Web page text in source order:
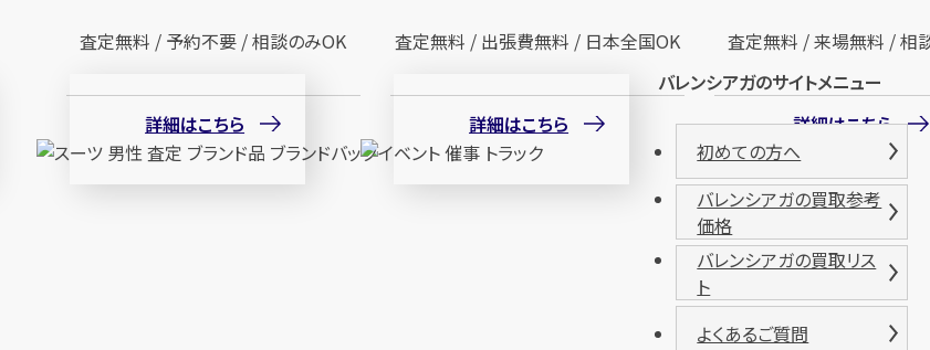
査定無料 / 予約不要 / 相談のみOK
詳細はこちら
査定無料 / 出張費無料 / 日本全国OK
詳細はこちら
査定無料 / 来場無料 / 相
詳細はこちら
バレンシアガのサイトメニュー
初めての方へ
バレンシアガの買取参考
価格
バレンシアガの買取リス
ト
よくあるご質問